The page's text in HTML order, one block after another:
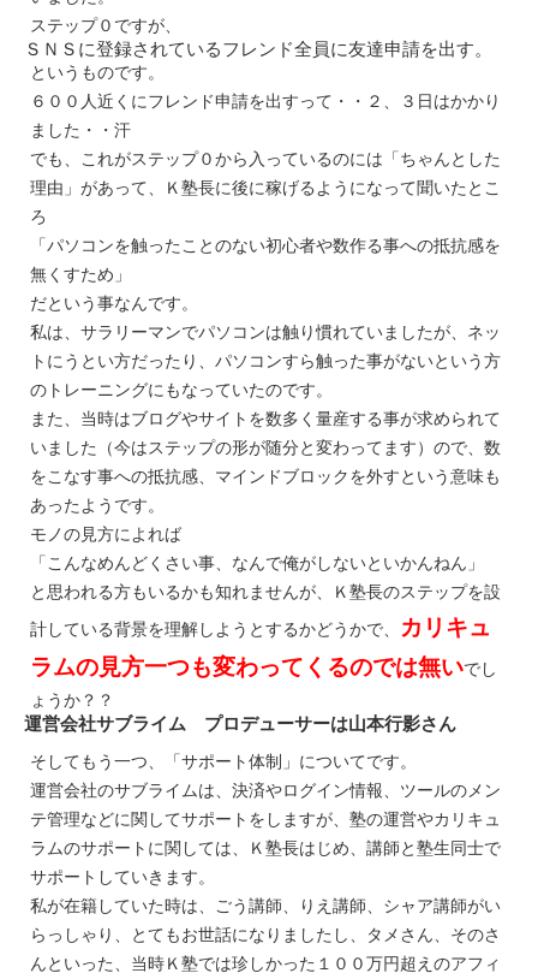
ステップ０ですが、
ＳＮＳに登録されているフレンド全員に友達申請を出す。
というものです。
６００人近くにフレンド申請を出すって・・２、３日はかかり
ました・・汗
でも、これがステップ０から入っているのには「ちゃんとした
理由」があって、Ｋ塾長に後に稼げるようになって聞いたとこ
ろ
「パソコンを触ったことのない初心者や数作る事への抵抗感を
無くすため」
だという事なんです。
私は、サラリーマンでパソコンは触り慣れていましたが、ネッ
トにうとい方だったり、パソコンすら触った事がないという方
のトレーニングにもなっていたのです。
また、当時はブログやサイトを数多く量産する事が求められて
いました（今はステップの形が随分と変わってます）ので、数
をこなす事への抵抗感、マインドブロックを外すという意味も
あったようです。
モノの見方によれば
「こんなめんどくさい事、なんで俺がしないといかんねん」
と思われる方もいるかも知れませんが、Ｋ塾長のステップを設
計している背景を理解しようとするかどうかで、
カリキュ
ラムの見方一つも変わってくるのでは無いでし
ょうか？？
運営会社サブライム プロデューサーは山本行影さん
そしてもう一つ、「サポート体制」についてです。
運営会社のサブライムは、決済やログイン情報、ツールのメン
テ管理などに関してサポートをしますが、塾の運営やカリキュ
ラムのサポートに関しては、Ｋ塾長はじめ、講師と塾生同士で
サポートしていきます。
私が在籍していた時は、ごう講師、りえ講師、シャア講師がい
らっしゃり、とてもお世話になりましたし、タメさん、そのさ
んといった、当時Ｋ塾では珍しかった１００万円超えのアフィ